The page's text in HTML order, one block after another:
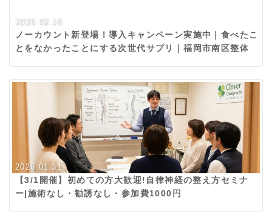
2026.02.16
ノーカウント新登場！導入キャンペーン実施中｜食べたこ
とをなかったことにする次世代サプリ｜福岡市南区整体
2026.01.31
【3/1開催】初めての方大歓迎!自律神経の整え方セミナ
ー|施術なし・勧誘なし・参加費1000円